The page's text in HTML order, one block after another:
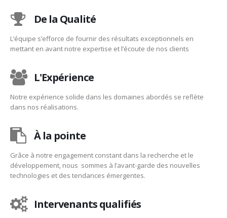
De la Qualité
L’équipe s’efforce de fournir des résultats exceptionnels en
mettant en avant notre expertise et l’écoute de nos clients
L'Expérience
Notre expérience solide dans les domaines abordés se reflète
dans nos réalisations.
À la pointe
Grâce à notre engagement constant dans la recherche et le
développement, nous sommes à l’avant-garde des nouvelles
technologies et des tendances émergentes.
Intervenants qualifiés